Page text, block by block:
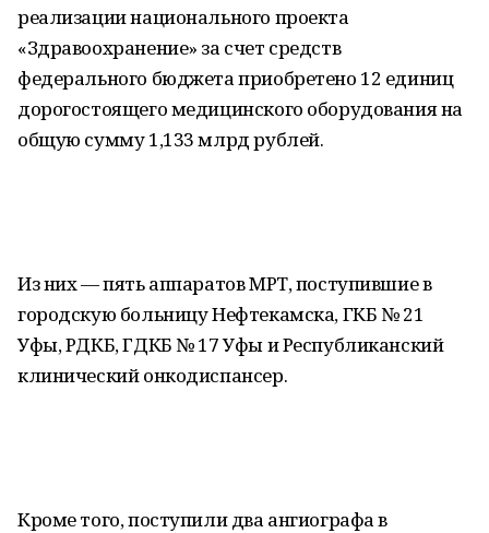
реализации национального проекта
«Здравоохранение» за счет средств
федерального бюджета приобретено 12 единиц
дорогостоящего медицинского оборудования на
общую сумму 1,133 млрд рублей.
Из них — пять аппаратов МРТ, поступившие в
городскую больницу Нефтекамска, ГКБ № 21
Уфы, РДКБ, ГДКБ № 17 Уфы и Республиканский
клинический онкодиспансер.
Кроме того, поступили два ангиографа в